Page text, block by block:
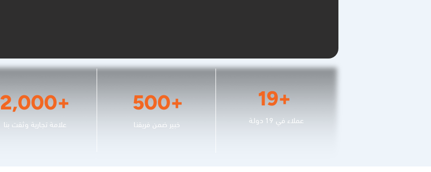
2,000+
علامة تجارية وثقت بنا
500+
خبير ضمن فريقنا
19+
عملاء في 19 دولة